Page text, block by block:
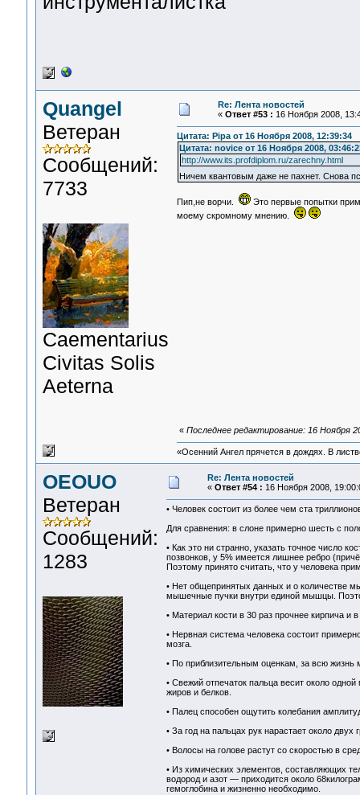
Quangel
Ветеран
Сообщений:
7733
Сaementarius
Civitas Solis
Aeterna
Re: Лента новостей
« Ответ #53 : 16 Ноября 2008,
Цитата: Pipa от 16 Ноября 2008, 12:39:34
Цитата: novice от 16 Ноября 2008,
http://www.its.profdiplom.ru/zarechny.html
Ничем квантовым даже не пахнет. Снова
Пип,не ворчи.
Это первые попытки
моему скромному мнению.
« Последнее редактирование: 16 Ноября
«Осенний Ангел прячется в дождях. В
OEOUO
Ветеран
Сообщений:
1283
Re: Лента новостей
« Ответ #54 : 16 Ноября 2008,
• Человек состоит из более чем ста
Для сравнения: в слоне примерно шесть с
• Как это ни странно, указать точное число
позвонков, у 5% имеется лишнее ребро
Поэтому принято считать, что у человека
• Нет общепринятых данных и о количестве
мышечные пучки внутри единой мышцы.
• Материал кости в 30 раз прочнее кирпича и
• Нервная система человека состоит
мозга.
• По приблизительным оценкам, за всю жизнь
• Свежий отпечаток пальца весит около
жиров и белков.
• Палец способен ощутить колебания
• За год на пальцах рук нарастает около двух
• Волосы на голове растут со скоростью в
• Из химических элементов, составляющих
водород и азот — приходится около
гемоглобина и жизненно необходимо.